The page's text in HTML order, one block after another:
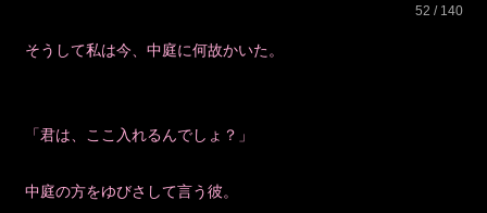
52 / 140
そうして私は今、中庭に何故かいた。
「君は、ここ入れるんでしょ？」
中庭の方をゆびさして言う彼。